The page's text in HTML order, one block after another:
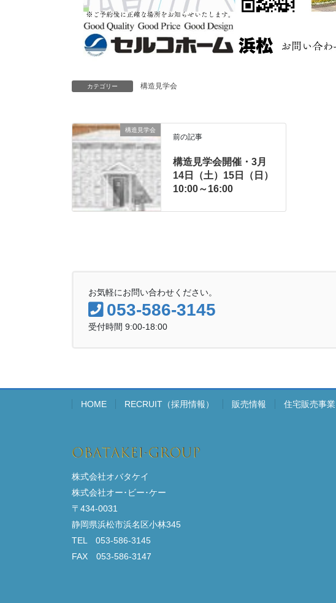
カテゴリー 構造見学会
構造見学会
前の記事
構造見学会開催・3月
14日（土）15日（日）
10:00～16:00
お気軽にお問い合わせください。
053-586-3145
受付時間 9:00-18:00
HOME RECRUIT（採用情報） 販売情報 住宅販売事業
株式会社オバタケイ
株式会社オー･ビー･ケー
〒434-0031
静岡県浜松市浜名区小林345
TEL 053-586-3145
FAX 053-586-3147